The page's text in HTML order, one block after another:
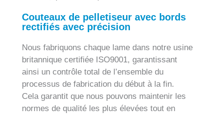
Couteaux de pelletiseur avec bords
rectifiés avec précision
Nous fabriquons chaque lame dans notre usine
britannique certifiée ISO9001, garantissant
ainsi un contrôle total de l’ensemble du
processus de fabrication du début à la fin.
Cela garantit que nous pouvons maintenir les
normes de qualité les plus élevées tout en